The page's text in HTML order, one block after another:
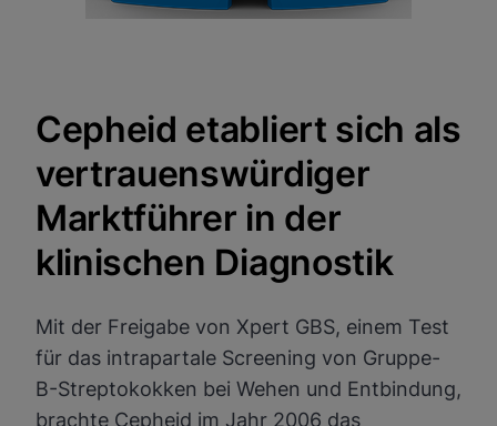
Cepheid etabliert sich als
vertrauenswürdiger
Marktführer in der
klinischen Diagnostik
Mit der Freigabe von Xpert GBS, einem Test
für das intrapartale Screening von Gruppe-
B-Streptokokken bei Wehen und Entbindung,
brachte Cepheid im Jahr 2006 das